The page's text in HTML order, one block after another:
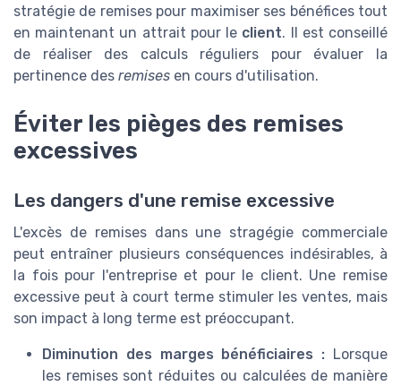
stratégie de remises pour maximiser ses bénéfices tout
en maintenant un attrait pour le client. Il est conseillé
de réaliser des calculs réguliers pour évaluer la
pertinence des remises en cours d'utilisation.
Éviter les pièges des remises
excessives
Les dangers d'une remise excessive
L'excès de remises dans une stragégie commerciale
peut entraîner plusieurs conséquences indésirables, à
la fois pour l'entreprise et pour le client. Une remise
excessive peut à court terme stimuler les ventes, mais
son impact à long terme est préoccupant.
Diminution des marges bénéficiaires : Lorsque
les remises sont réduites ou calculées de manière